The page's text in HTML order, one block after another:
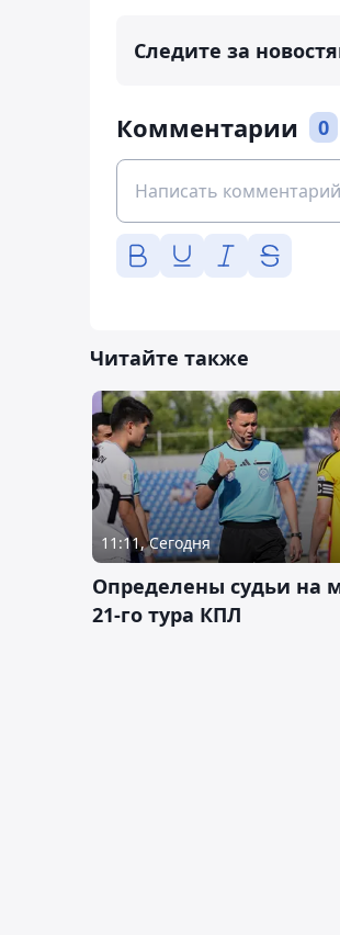
Следите за
Комментарии 0
Читайте также
11:11, Сегодня
Определены судьи на
21-го тура КПЛ